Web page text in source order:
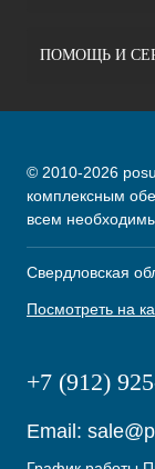
ПОМОЩЬ И
© 2010-2026
комплексным
всем
Свердловская
Посмотреть на
+7 (912)
Email: